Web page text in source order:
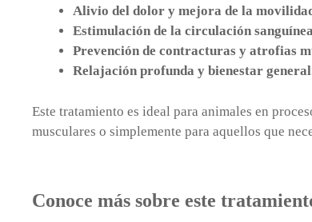
Alivio del dolor y mejora de la
Estimulación de la circulación
Prevención de contracturas y atrofias
Relajación profunda y bienestar
Este tratamiento es ideal para animales en
musculares o simplemente para aquellos que
Conoce más sobre este